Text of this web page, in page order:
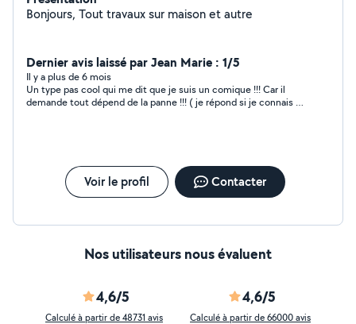
Bonjours, Tout travaux sur maison et autre
Dernier avis laissé par Jean Marie : 1/5
Il y a plus de 6 mois
Un type pas cool qui me dit que je suis un comique !!! Car il
demande tout dépend de la panne !!! ( je répond si je connais la
Voir le profil Contacter
Nos utilisateurs nous évaluent
4,6/5
Calculé à partir de 48731 avis
4,6/5
Calculé à partir de 66000 avis